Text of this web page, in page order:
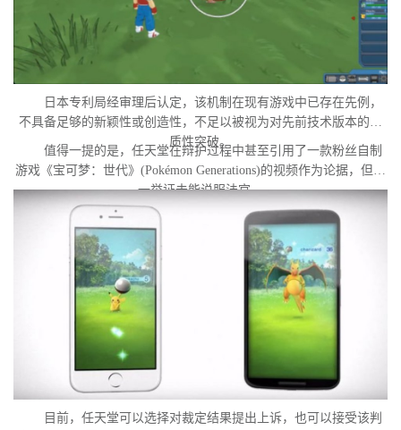
日本专利局经审理后认定，该机制在现有游戏中已存在先例，
不具备足够的新颖性或创造性，不足以被视为对先前技术版本的实
质性突破。
值得一提的是，任天堂在辩护过程中甚至引用了一款粉丝自制
游戏《宝可梦：世代》(Pokémon Generations)的视频作为论据，但这
一举证未能说服法官。
目前，任天堂可以选择对裁定结果提出上诉，也可以接受该判